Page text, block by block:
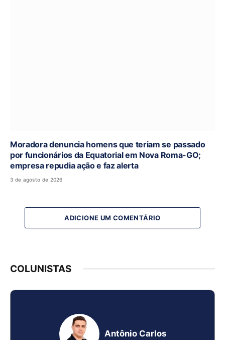
Moradora denuncia homens que teriam se passado
por funcionários da Equatorial em Nova Roma-GO;
empresa repudia ação e faz alerta
3 de agosto de 2026
ADICIONE UM COMENTÁRIO
COLUNISTAS
Antônio Carlos